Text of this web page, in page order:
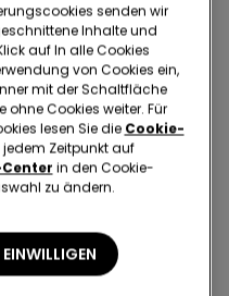
Bikinislip zum
Country Vibe
€ 9,00
Preis in den letzten 30
senden wir
Inhalte und
auf In alle Cookies
von Cookies ein,
mit der Schaltfläche
ohne Cookies weiter. Für
lesen Sie die Cookie-
jedem Zeitpunkt auf
in den Cookie-
zu ändern.